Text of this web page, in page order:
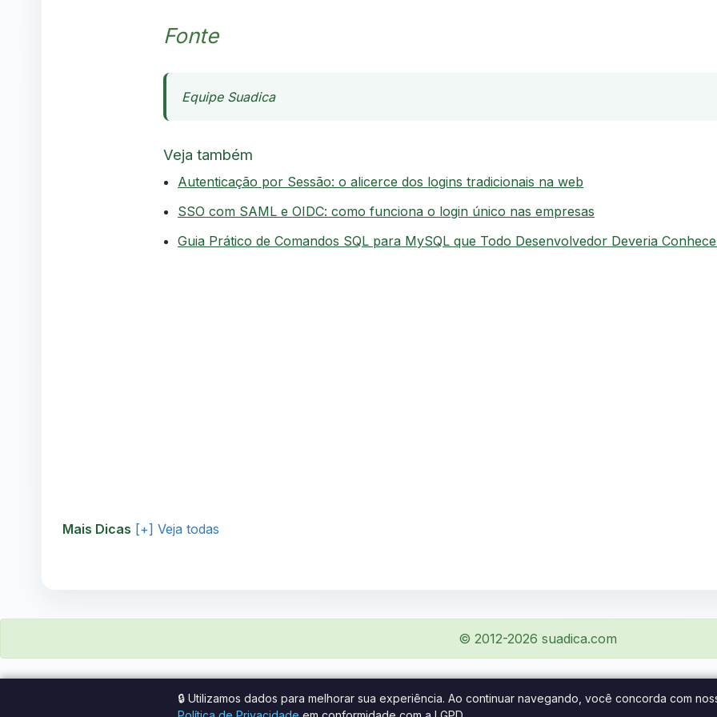
Fonte
Equipe Suadica
Veja também
Autenticação por Sessão: o alicerce dos logins tradicionais na web
SSO com SAML e OIDC: como funciona o login único nas empresas
Guia Prático de Comandos SQL para MySQL que Todo Desenvolvedor Deveria
Mais Dicas [+] Veja todas
🔒 Utilizamos dados para melhorar sua experiência. Ao continuar navegando, você concorda com
© 2012-2026 suadica.com